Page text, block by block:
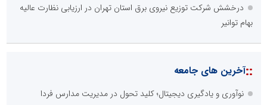
درخشش شرکت توزیع نیروی برق استان تهران در ارزیابی نظارت عالیه
بهام توانیر
::آخرین های جامعه
نوآوری و یادگیری دیجیتال؛ کلید تحول در مدیریت مدارس فردا